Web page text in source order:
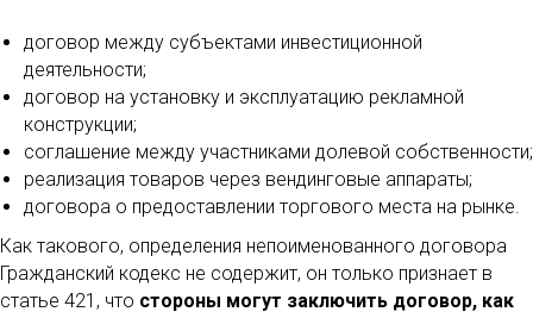
договор между субъектами инвестиционной
деятельности;
договор на установку и эксплуатацию рекламной
конструкции;
соглашение между участниками долевой собственности;
реализация товаров через вендинговые аппараты;
договора о предоставлении торгового места на рынке.
Как такового, определения непоименованного договора
Гражданский кодекс не содержит, он только признает в
статье 421, что стороны могут заключить договор, как